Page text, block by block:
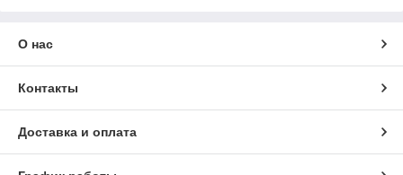
О нас
Контакты
Доставка и оплата